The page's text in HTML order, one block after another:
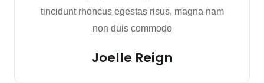
tincidunt rhoncus egestas risus, magna nam
non duis commodo
Joelle Reign